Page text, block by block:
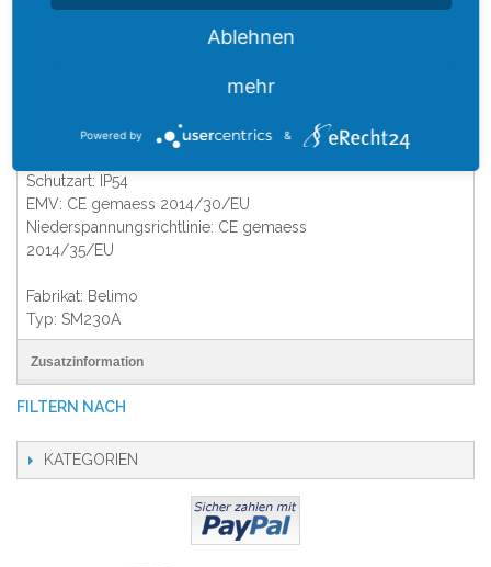
Drehsinn: waehlbar mit Schalter
Laufzeit: 150 s
Schutzart: IP54
EMV: CE gemaess 2014/30/EU
Niederspannungsrichtlinie: CE gemaess
2014/35/EU
Fabrikat: Belimo
Typ: SM230A
Zusatzinformation
FILTERN NACH
KATEGORIEN
Ablehnen
mehr
Powered by &